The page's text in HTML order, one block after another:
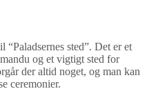
sted”. Det er et
og et vigtigt sted for
der altid noget, og man kan
ceremonier.